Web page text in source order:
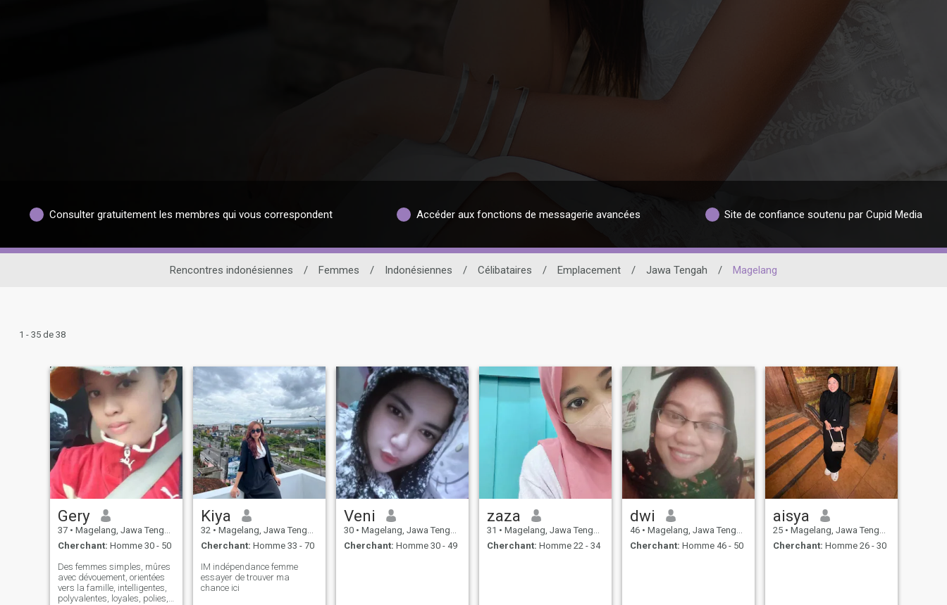
Consulter gratuitement les membres qui vous correspondent Accéder aux fonctions de messagerie avancées Site de confiance soutenu par Cupid Media
Rencontres indonésiennes / Femmes / Indonésiennes / Célibataires / Emplacement / Jawa Tengah / Magelang
1 - 35 de 38
Gery
37 • Magelang, Jawa Tengah, Indonésie
Cherchant: Homme 30 - 50
Des femmes simples, mûres
avec dévouement, orientées
vers la famille, intelligentes,
polyvalentes, loyales, polies,
Kiya
32 • Magelang, Jawa Tengah, Indonésie
Cherchant: Homme 33 - 70
IM indépendance femme
essayer de trouver ma
chance ici
Veni
30 • Magelang, Jawa Tengah, Indonésie
Cherchant: Homme 30 - 49
zaza
31 • Magelang, Jawa Tengah, Indonésie
Cherchant: Homme 22 - 34
dwi
46 • Magelang, Jawa Tengah, Indonésie
Cherchant: Homme 46 - 50
aisya
25 • Magelang, Jawa Tengah, Indonésie
Cherchant: Homme 26 - 30